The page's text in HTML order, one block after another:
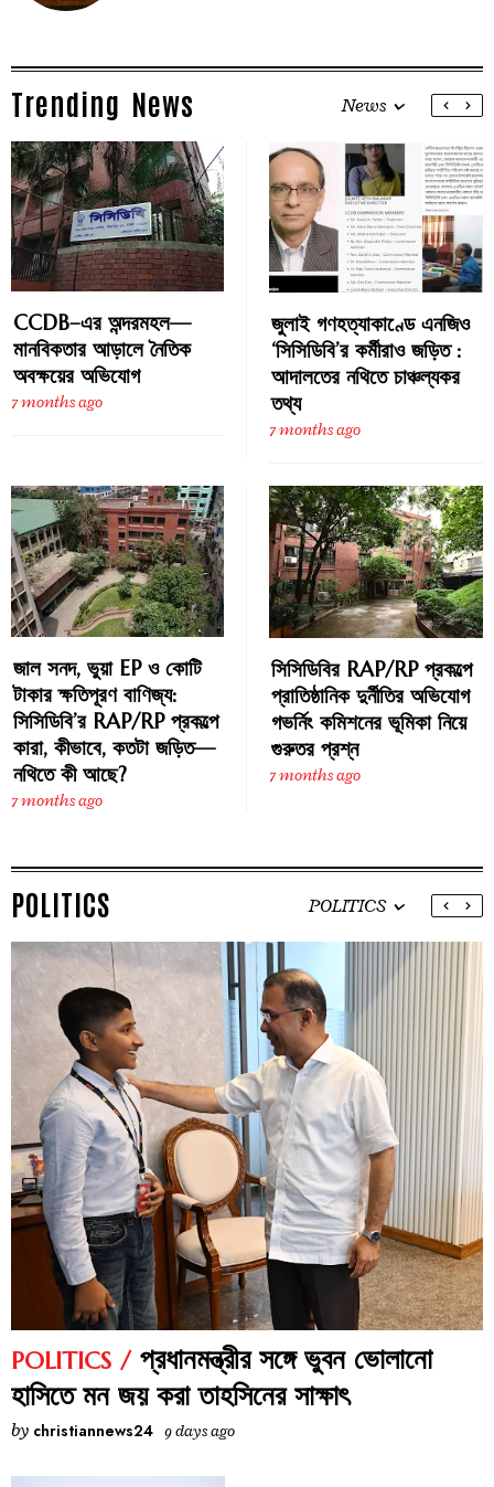
Trending News News
CCDB–এর অন্দরমহল—
মানবিকতার আড়ালে নৈতিক
অবক্ষয়ের অভিযোগ
7 months ago
জুলাই গণহত্যাকাণ্ডে এনজিও
‘সিসিডিবি’র কর্মীরাও জড়িত :
আদালতের নথিতে চাঞ্চল্যকর
তথ্য
7 months ago
জাল সনদ, ভুয়া EP ও কোটি
টাকার ক্ষতিপূরণ বাণিজ্য:
সিসিডিবি’র RAP/RP প্রকল্পে
কারা, কীভাবে, কতটা জড়িত—
নথিতে কী আছে?
7 months ago
সিসিডিবির RAP/RP প্রকল্পে
প্রাতিষ্ঠানিক দুর্নীতির অভিযোগ
গভর্নিং কমিশনের ভূমিকা নিয়ে
গুরুতর প্রশ্ন
7 months ago
POLITICS POLITICS
POLITICS
প্রধানমন্ত্রীর সঙ্গে ভুবন ভোলানো
হাসিতে মন জয় করা তাহসিনের সাক্ষাৎ
by christiannews24 9 days ago